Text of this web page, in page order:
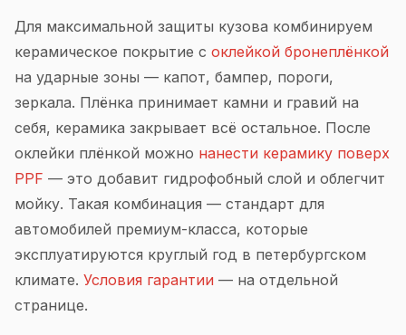
Для максимальной защиты кузова комбинируем
керамическое покрытие с оклейкой бронеплёнкой
на ударные зоны — капот, бампер, пороги,
зеркала. Плёнка принимает камни и гравий на
себя, керамика закрывает всё остальное. После
оклейки плёнкой можно нанести керамику поверх
PPF — это добавит гидрофобный слой и облегчит
мойку. Такая комбинация — стандарт для
автомобилей премиум-класса, которые
эксплуатируются круглый год в петербургском
климате. Условия гарантии — на отдельной
странице.